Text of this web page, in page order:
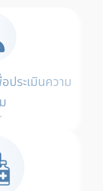
ประเมินความ